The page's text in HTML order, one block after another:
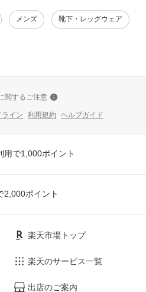
メンズ 靴下・レッグウェア
関するご注意
イン 利用規約 ヘルプガイド
用で1,000ポイント
2,000ポイント
楽天市場トップ
楽天のサービス一覧
出店のご案内